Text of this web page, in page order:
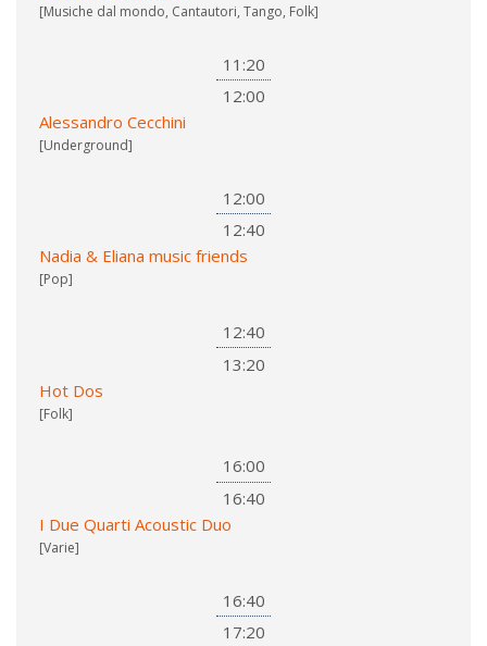
[Musiche dal mondo, Cantautori, Tango, Folk]
11:20
12:00
Alessandro Cecchini
[Underground]
12:00
12:40
Nadia & Eliana music friends
[Pop]
12:40
13:20
Hot Dos
[Folk]
16:00
16:40
I Due Quarti Acoustic Duo
[Varie]
16:40
17:20